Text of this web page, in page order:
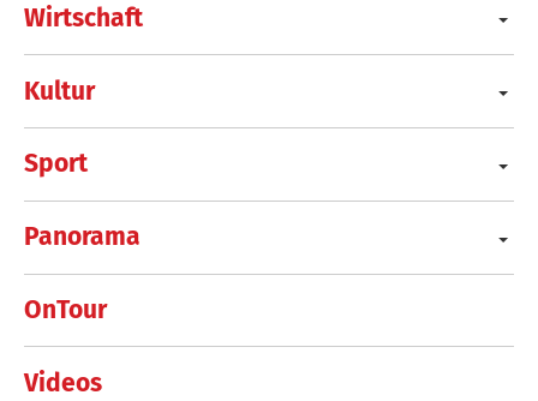
Wirtschaft
Kultur
Sport
Panorama
OnTour
Videos